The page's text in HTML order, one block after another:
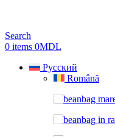
Search
0 items 0MDL
Русский
Română